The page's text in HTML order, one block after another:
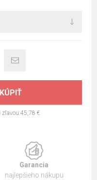
KÚPIŤ
zľavou:45,78 €
Garancia
najlepšieho nákupu